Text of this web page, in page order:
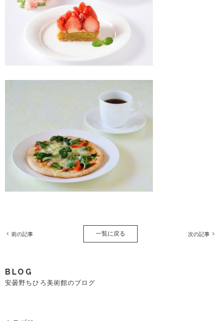
前の記事 一覧に戻る 次の記事
BLOG
安曇野ちひろ美術館のブログ